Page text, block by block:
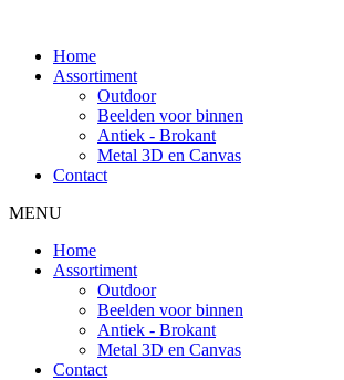
Home
Assortiment
Outdoor
Beelden voor binnen
Antiek - Brokant
Metal 3D en Canvas
Contact
MENU
Home
Assortiment
Outdoor
Beelden voor binnen
Antiek - Brokant
Metal 3D en Canvas
Contact